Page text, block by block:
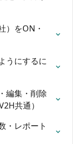
）をON・
うにするに
編集・削除
共通）
・レポート